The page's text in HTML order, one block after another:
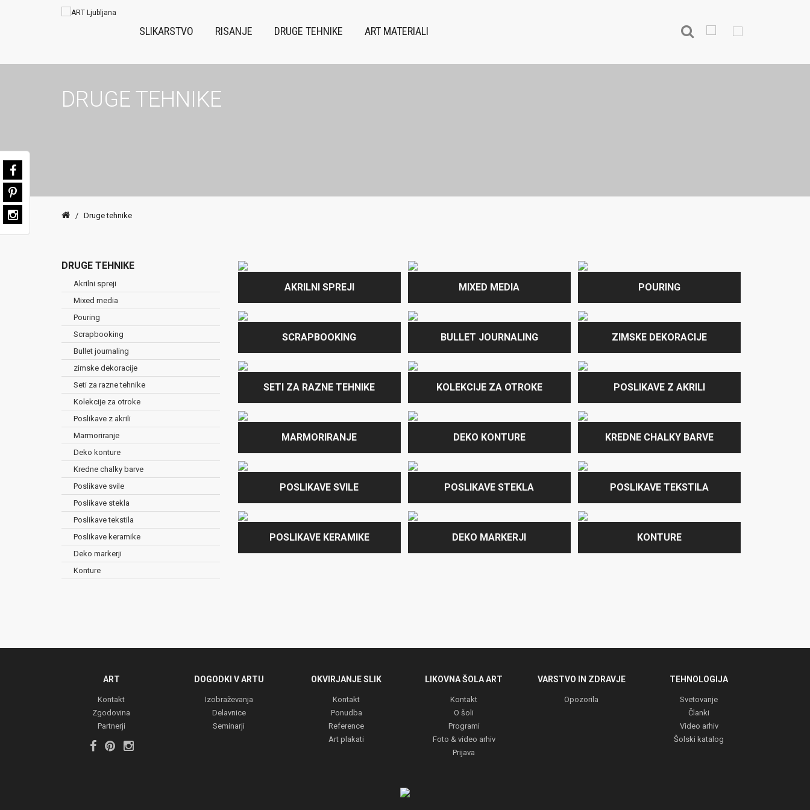
SLIKARSTVO RISANJE DRUGE TEHNIKE ART MATERIALI
DRUGE TEHNIKE
/ Druge tehnike
DRUGE TEHNIKE
Akrilni spreji
Mixed media
Pouring
Scrapbooking
Bullet journaling
zimske dekoracije
Seti za razne tehnike
Kolekcije za otroke
Poslikave z akrili
Marmoriranje
Deko konture
Kredne chalky barve
Poslikave svile
Poslikave stekla
Poslikave tekstila
Poslikave keramike
Deko markerji
Konture
AKRILNI SPREJI MIXED MEDIA POURING
SCRAPBOOKING BULLET JOURNALING ZIMSKE DEKORACIJE
SETI ZA RAZNE TEHNIKE KOLEKCIJE ZA OTROKE POSLIKAVE Z AKRILI
MARMORIRANJE DEKO KONTURE KREDNE CHALKY BARVE
POSLIKAVE SVILE POSLIKAVE STEKLA POSLIKAVE TEKSTILA
POSLIKAVE KERAMIKE DEKO MARKERJI KONTURE
ART
Kontakt
Zgodovina
Partnerji
DOGODKI V ARTU
Izobraževanja
Delavnice
Seminarji
OKVIRJANJE SLIK
Kontakt
Ponudba
Reference
Art plakati
LIKOVNA ŠOLA ART
Kontakt
O šoli
Programi
Foto & video arhiv
Prijava
VARSTVO IN ZDRAVJE
Opozorila
TEHNOLOGIJA
Svetovanje
Članki
Video arhiv
Šolski katalog